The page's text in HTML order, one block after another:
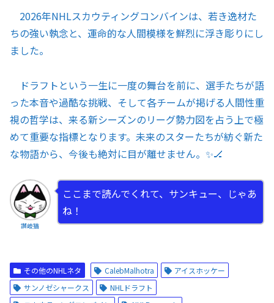
2026年NHLスカウティングコンバインは、若き逸材た
ちの強い執念と、運命的な人間模様を鮮烈に浮き彫りにし
ました。
ドラフトという一生に一度の舞台を前に、選手たちが語
った本音や過酷な挑戦、そして各チームが掲げる人間性重
視の哲学は、来る新シーズンのリーグ勢力図を占う上で極
めて重要な指標となります。未来のスターたちが紡ぐ新た
な物語から、今後も絶対に目が離せません。✨🏒
讃岐猫
ここまで読んでくれて、サンキュー、じゃあ
ね！
その他のNHLネタ CalebMalhotra
アイスホッケー
サンノゼシャークス
NHLドラフト